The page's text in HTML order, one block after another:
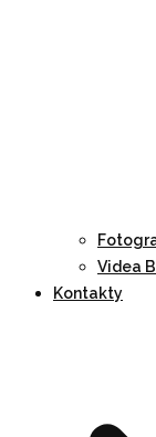
Videa
Kontakty